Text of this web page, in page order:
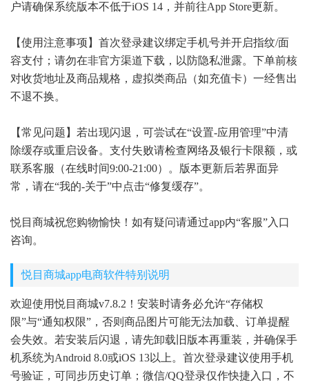
户请确保系统版本不低于iOS 14，并前往App Store更新。
【使用注意事项】首次登录建议绑定手机号并开启指纹/面
容支付；请勿在非官方渠道下载，以防隐私泄露。下单前核
对收货地址及商品规格，虚拟类商品（如充值卡）一经售出
不退不换。
【常见问题】若出现闪退，可尝试在“设置-应用管理”中清
除缓存或重启设备。支付失败请检查网络及银行卡限额，或
联系客服（在线时间9:00-21:00）。版本更新后若界面异
常，请在“我的-关于”中点击“修复缓存”。
悦目商城祝您购物愉快！如有疑问请通过app内“客服”入口
咨询。
悦目商城app电商软件特别说明
欢迎使用悦目商城v7.8.2！安装时请务必允许“存储权
限”与“通知权限”，否则商品图片可能无法加载、订单提醒
会失效。若安装后闪退，请先卸载旧版本再重装，并确保手
机系统为Android 8.0或iOS 13以上。首次登录建议使用手机
号验证，可同步历史订单；微信/QQ登录仅作快捷入口，不